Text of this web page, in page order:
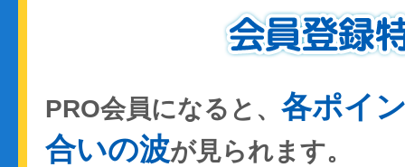
PRO会員になると、 各ポイ
合いの波が見られます。